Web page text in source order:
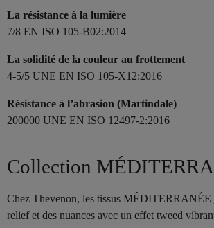
La résistance à la lumière
7/8 EN ISO 105-B02:2014
La solidité de la couleur au frottement
4-5/5 UNE EN ISO 105-X12:2016
Résistance à l’abrasion (Martindale)
200000 UNE EN ISO 12497-2:2016
Collection
Chez Thevenon, les tissus MÉDITERRANÉE
relief et des nuances avec un effet tweed